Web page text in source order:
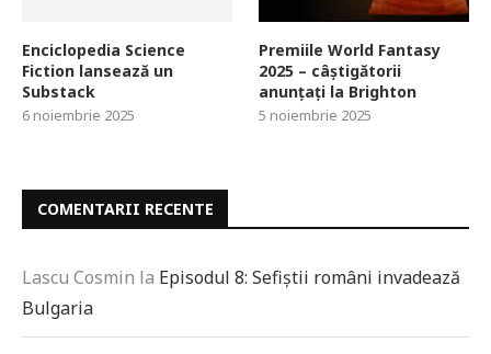
Enciclopedia Science
Fiction lansează un
Substack
6 noiembrie 2025
Premiile World Fantasy
2025 – câștigătorii
anunțați la Brighton
5 noiembrie 2025
COMENTARII RECENTE
Lascu Cosmin la Episodul 8: Sefiștii români invadează
Bulgaria